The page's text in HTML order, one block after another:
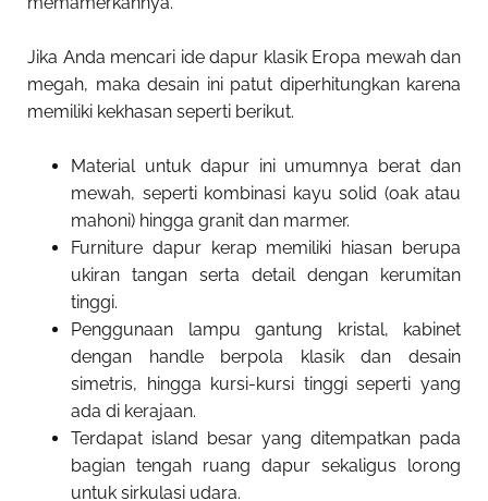
Jika Anda mencari ide dapur klasik Eropa mewah dan
megah, maka desain ini patut diperhitungkan karena
memiliki kekhasan seperti berikut.
Material untuk dapur ini umumnya berat dan
mewah, seperti kombinasi kayu solid (oak atau
mahoni) hingga granit dan marmer.
Furniture dapur kerap memiliki hiasan berupa
ukiran tangan serta detail dengan kerumitan
tinggi.
Penggunaan lampu gantung kristal, kabinet
dengan handle berpola klasik dan desain
simetris, hingga kursi-kursi tinggi seperti yang
ada di kerajaan.
Terdapat island besar yang ditempatkan pada
bagian tengah ruang dapur sekaligus lorong
untuk sirkulasi udara.